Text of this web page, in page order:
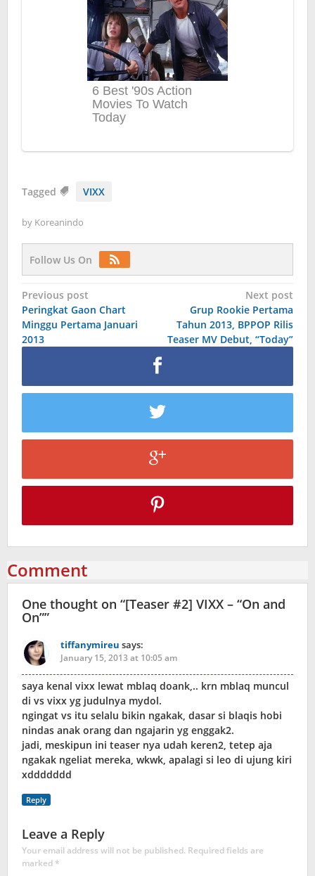
Tagged VIXX
by Koreanindo
Follow Us On
Post
navigation
Previous post
Peringkat Gaon Chart
Minggu Pertama Januari
2013
Next post
Grup Rookie Pertama
Tahun 2013, BPPOP Rilis
Teaser MV Debut, “Today”
Comment
One thought on “[Teaser #2] VIXX – “On and
On””
tiffanymireu says:
January 15, 2013 at 10:05 am
saya kenal vixx lewat mblaq doank,.. krn mblaq muncul
di vs vixx yg judulnya mydol.
ngingat vs itu selalu bikin ngakak, dasar si blaqis hobi
nindas anak orang dan ngajarin yg enggak2.
jadi, meskipun ini teaser nya udah keren2, tetep aja
ngakak ngeliat mereka, wkwk, apalagi si leo di ujung kiri
xddddddd
Reply
Leave a Reply
Your email address will not be published. Required fields are
marked*